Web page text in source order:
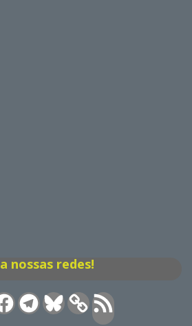
nossas redes!
TelegramBluesky Feed
RSS